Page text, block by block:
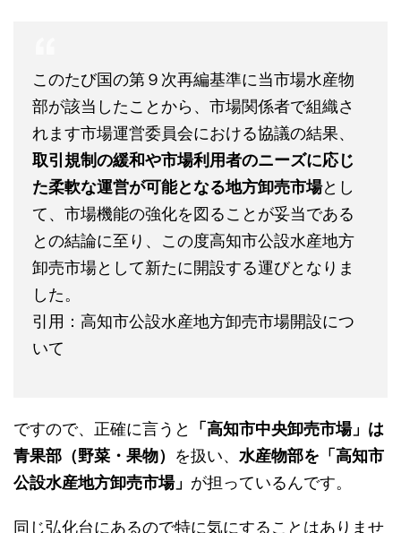
このたび国の第９次再編基準に当市場水産物
部が該当したことから、市場関係者で組織さ
れます市場運営委員会における協議の結果、
取引規制の緩和や市場利用者のニーズに応じ
た柔軟な運営が可能となる地方卸売市場とし
て、市場機能の強化を図ることが妥当である
との結論に至り、この度高知市公設水産地方
卸売市場として新たに開設する運びとなりま
した。
引用：高知市公設水産地方卸売市場開設につ
いて
ですので、正確に言うと
「高知市中央卸売市場」は
青果部（野菜・果物） を扱い、 水産物部を「高知市
公設水産地方卸売市場」 が担っているんです。
同じ弘化台にあるので特に気にすることはありませ